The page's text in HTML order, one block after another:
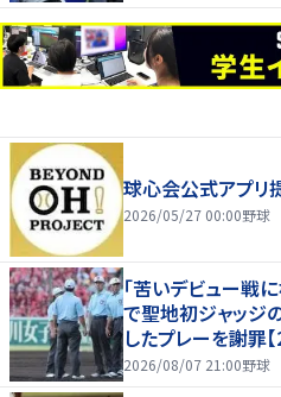
球心会公式アプリ
2026/05/27 00:00野球
｢苦いデビュー戦
で聖地初ジャッジ
したプレーを謝罪
2026/08/07 21:00野球